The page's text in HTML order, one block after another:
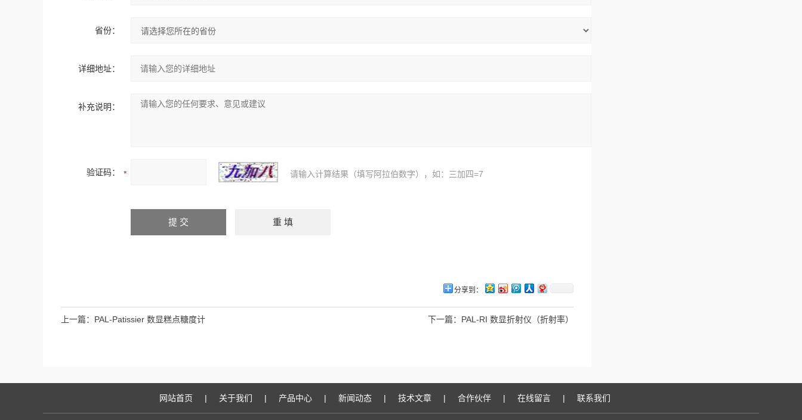
省份：
详细地址：
补充说明：
验证码： 请输入计算结果（填写阿拉伯数字），如：三加四=7
分享到：
上一篇： PAL-Patissier 数显糕点糖度计 下一篇： PAL-RI 数显折射仪（折射率）
网站首页 | 关于我们 | 产品中心 | 新闻动态 | 技术文章 | 合作伙伴 | 在线留言 | 联系我们